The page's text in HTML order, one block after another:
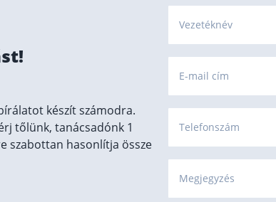
készít számodra.
tőlünk, tanácsadónk 1
szabottan hasonlítja össze
Vezetéknév
E-mail cím
Telefonszám
Megjegyzés